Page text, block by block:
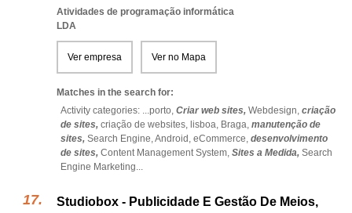
Atividades de programação informática
LDA
Ver empresa Ver no Mapa
Matches in the search for:
Activity categories: ...porto, Criar web sites, Webdesign, criação
de sites, criação de websites, lisboa, Braga, manutenção de
sites, Search Engine,Android, eCommerce, desenvolvimento
de sites, Content Management System, Sites a Medida, Search
Engine Marketing...
Studiobox - Publicidade E Gestão De Meios,